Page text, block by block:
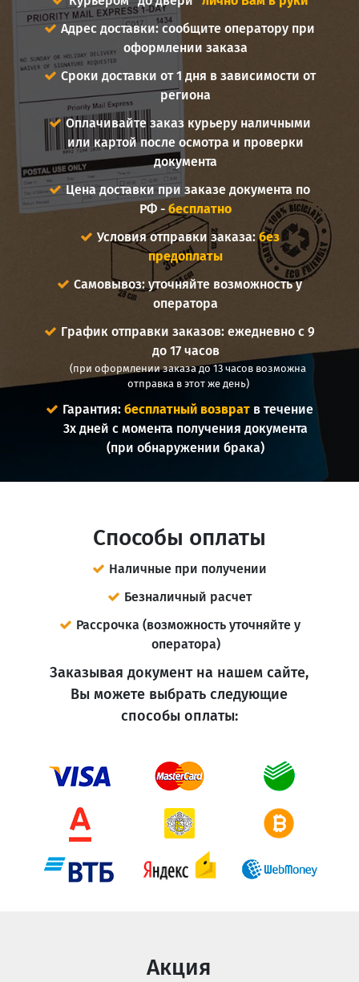
Адрес доставки: сообщите оператору при
оформлении заказа
Сроки доставки от 1 дня в зависимости от
региона
Оплачивайте заказ курьеру наличными
или картой после осмотра и проверки
документа
Цена доставки при заказе документа по
РФ -бесплатно
Условия отправки заказа:без
предоплаты
Самовывоз: уточняйте возможность у
оператора
График отправки заказов: ежедневно с 9
до 17 часов
(при оформлении заказа до 13 часов возможна
отправка в этот же день)
Гарантия:бесплатный возврат в течение
3х дней с момента получения документа
(при обнаружении брака)
Способы оплаты
Наличные при получении
Безналичный расчет
Рассрочка (возможность уточняйте у
оператора)
Заказывая документ на нашем сайте,
Вы можете выбрать следующие
способы оплаты:
Акция